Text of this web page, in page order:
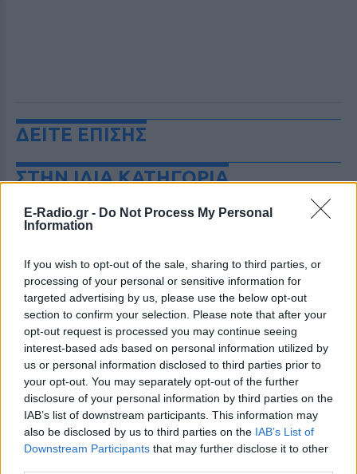
E-Radio.gr - Do Not Process My Personal
Information
If you wish to opt-out of the sale, sharing to third parties, or
processing of your personal or sensitive information for
targeted advertising by us, please use the below opt-out
section to confirm your selection. Please note that after your
opt-out request is processed you may continue seeing
interest-based ads based on personal information utilized by
us or personal information disclosed to third parties prior to
your opt-out. You may separately opt-out of the further
disclosure of your personal information by third parties on the
IAB’s list of downstream participants. This information may
also be disclosed by us to third parties on the IAB’s List of
Downstream Participants that may further disclose it to other
ΔΕΙΤΕ ΕΠΙΣΗΣ
ΣΤΗΝ ΙΔΙΑ ΚΑΤΗΓΟΡΙΑ
Μύκονος: Ιταλοί παρτάρουν σε
οδηγού
ΠΡΙΝ 11 ΏΡΕΣ
Στα πλάνα που δημοσιεύει το Mykonos
live TV, οι επιβάτες φαίνονται να
διασκεδάζουν με ιδιαίτερα έντονο
τρόπο, χοροπηδώντας, τραγουδώντας
και φωνάζοντας μέσα στο όχημα
Η Μαρία Μενούνος φόρεσε
μπικίνι με τα χρώματα της
ελληνικής σημαίας
ΠΡΙΝ 11 ΏΡΕΣ
«Κάθε χρόνο η Ελλάδα μου χαρίζει κάτι